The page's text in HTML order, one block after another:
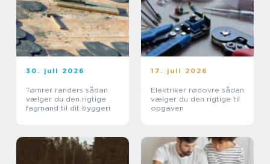
30. juli 2026
Tømrer randers sådan
vælger du den rigtige
fagmand til dit byggeri
17. juli 2026
Elektriker rødovre sådan
vælger du den rigtige til
opgaven